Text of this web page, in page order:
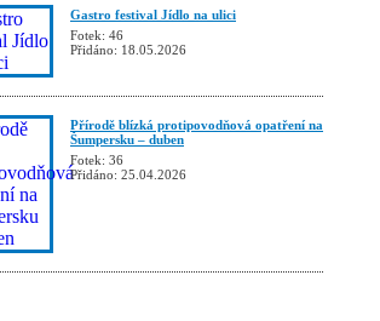
Gastro festival Jídlo na ulici
Fotek: 46
Přidáno: 18.05.2026
Přírodě blízká protipovodňová opatření na
Šumpersku – duben
Fotek: 36
Přidáno: 25.04.2026